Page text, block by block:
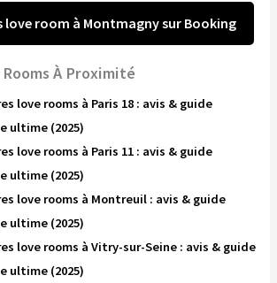
love room à Montmagny sur Booking
À Proximité
love rooms à Paris 18 : avis & guide
ultime (2025)
love rooms à Paris 11 : avis & guide
ultime (2025)
love rooms à Montreuil : avis & guide
ultime (2025)
love rooms à Vitry-sur-Seine : avis & guide
ultime (2025)